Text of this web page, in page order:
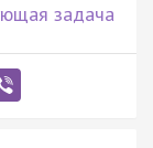
задача